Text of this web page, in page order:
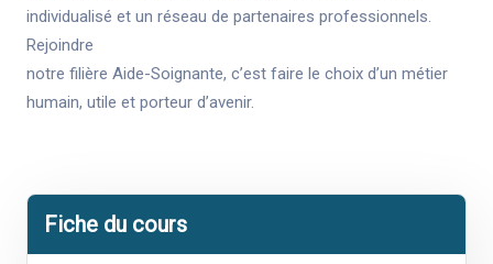
individualisé et un réseau de partenaires professionnels.
Rejoindre
notre filière Aide-Soignante, c’est faire le choix d’un métier
humain, utile et porteur d’avenir.
Fiche du cours